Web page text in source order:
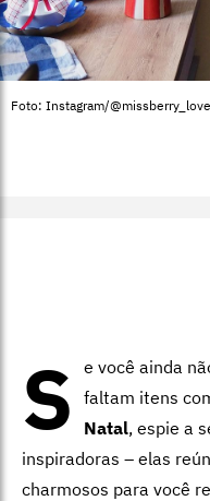
Foto: Instagram/
S
e você ainda
faltam itens
Natal, espie a
inspiradoras – elas
charmosos para você